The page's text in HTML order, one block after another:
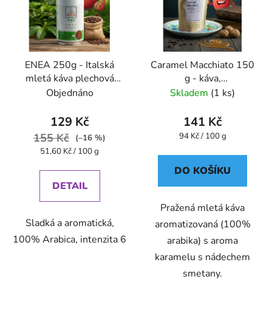
ENEA 250g - Italská
mletá káva plechová
dóza Caffe Pompeii
Objednáno
129 Kč
155 Kč
(–16 %)
Měrná
51,60 Kč / 100 g
DETAIL
Sladká a aromatická,
100% Arabica, intenzita 6
Caramel Macchiato 150
g - káva,
aromatizovaná,mletá -
Skladem (1 ks)
141 Kč
Měrná
94 Kč / 100 g
DO KOŠÍKU
Pražená mletá káva
aromatizovaná (100%
arabika) s aroma
karamelu s nádechem
smetany.